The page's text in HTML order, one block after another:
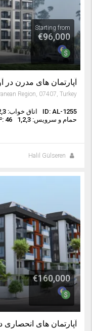
Starting from
€96,000
آپارتمان های مدرن در
ID: AL-1255
اتاق خواب: 1,2,3
حمام و سرویس: 1,2,3
46
Halil Gülseren
€160,000
آپارتمان های انحصاری در